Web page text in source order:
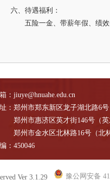
六、待遇福利：
五险一金、带薪年假、绩效
： jiuye@hnuahe.edu.cn
： 郑州市郑东新区龙子湖北路6
郑州市惠济区英才街146号（
郑州市金水区北林路16号（北
： 450046
Ver 3.1.29 豫公网安备